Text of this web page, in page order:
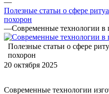
Полезные статьи о сфере
похорон
—Современные технологии в
Полезные статьи о сфере
похорон
20 октября 2025
Современные технологии